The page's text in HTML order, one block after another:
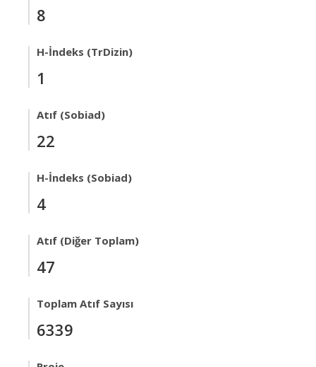
8
H-İndeks (TrDizin)
1
Atıf (Sobiad)
22
H-İndeks (Sobiad)
4
Atıf (Diğer Toplam)
47
Toplam Atıf Sayısı
6339